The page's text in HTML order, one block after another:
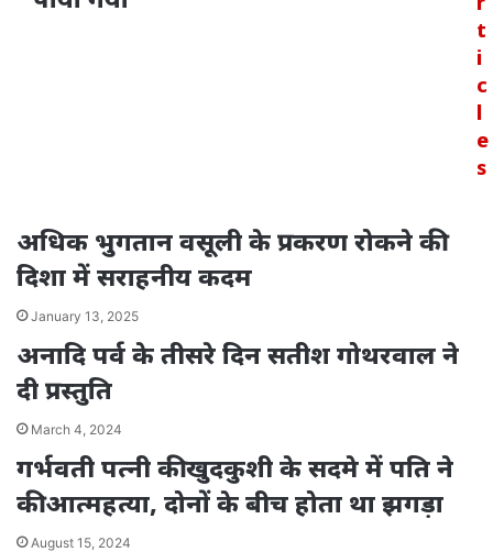
t
i
c
l
e
s
अधिक भुगतान वसूली के प्रकरण रोकने की
दिशा में सराहनीय कदम
January 13, 2025
अनादि पर्व के तीसरे दिन सतीश गोथरवाल ने
दी प्रस्तुति
March 4, 2024
गर्भवती पत्नी की खुदकुशी के सदमे में पति ने
की आत्महत्या, दोनों के बीच होता था झगड़ा
August 15, 2024